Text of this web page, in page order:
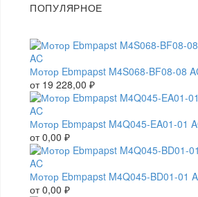
ПОПУЛЯРНОЕ
Мотор Ebmpapst M4S068-BF08-08
от 19 228,00 ₽
Мотор Ebmpapst M4Q045-EA01-01
от0,00 ₽
Мотор Ebmpapst M4Q045-BD01-01
от0,00 ₽